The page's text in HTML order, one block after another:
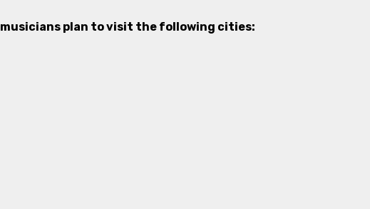
plan to visit the following cities: